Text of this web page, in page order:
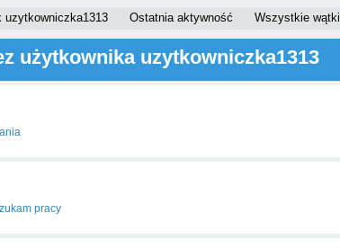
uzytkowniczka1313 Ostatnia aktywność Wszystkie wątki
użytkownika uzytkowniczka1313
pracy